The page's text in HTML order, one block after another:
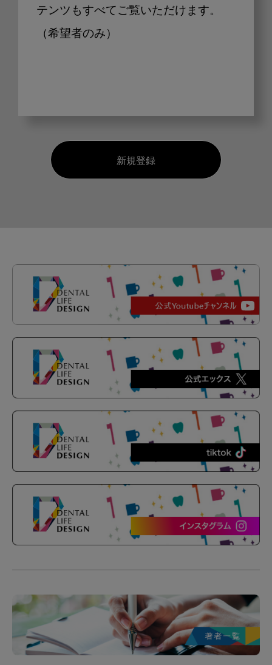
テンツもすべてご覧いただけます。
（希望者のみ）
新規登録